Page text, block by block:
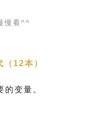
慢看^^
12本）
变量。